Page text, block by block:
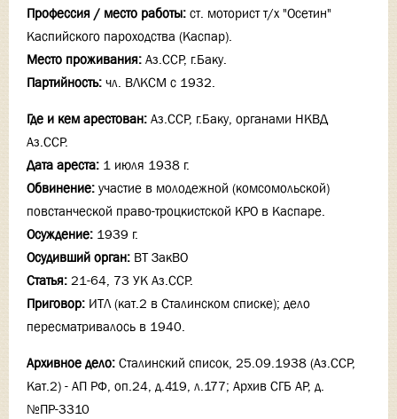
Профессия / место работы: ст. моторист т/х "Осетин"
Каспийского пароходства (Каспар).
Место проживания: Аз.ССР, г.Баку.
Партийность: чл. ВЛКСМ с 1932.
Где и кем арестован: Аз.ССР, г.Баку, органами НКВД
Аз.ССР.
Дата ареста: 1 июля 1938 г.
Обвинение: участие в молодежной (комсомольской)
повстанческой право-троцкистской КРО в Каспаре.
Осуждение: 1939 г.
Осудивший орган: ВТ ЗакВО
Статья: 21-64, 73 УК Аз.ССР.
Приговор: ИТЛ (кат.2 в Сталинском списке); дело
пересматривалось в 1940.
Архивное дело: Сталинский список, 25.09.1938 (Аз.ССР,
Кат.2) - АП РФ, оп.24, д.419, л.177; Архив СГБ АР, д.
№ПР-3310